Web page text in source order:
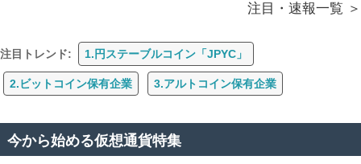
注目・速報一覧
注目トレンド: 1.円ステーブルコイン「JPYC」
2.ビットコイン保有企業 3.アルトコイン保有企業
今から始める仮想通貨特集